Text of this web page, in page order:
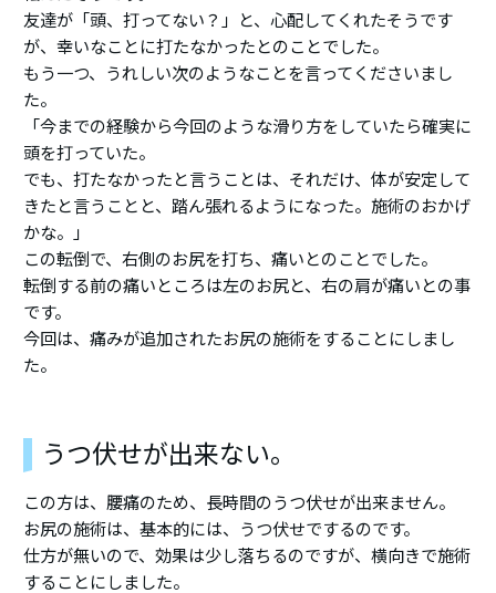
友達が「頭、打ってない？」と、心配してくれたそうです
が、幸いなことに打たなかったとのことでした。
もう一つ、うれしい次のようなことを言ってくださいまし
た。
「今までの経験から今回のような滑り方をしていたら確実に
頭を打っていた。
でも、打たなかったと言うことは、それだけ、体が安定して
きたと言うことと、踏ん張れるようになった。施術のおかげ
かな。」
この転倒で、右側のお尻を打ち、痛いとのことでした。
転倒する前の痛いところは左のお尻と、右の肩が痛いとの事
です。
今回は、痛みが追加されたお尻の施術をすることにしまし
た。
うつ伏せが出来ない。
この方は、腰痛のため、長時間のうつ伏せが出来ません。
お尻の施術は、基本的には、うつ伏せでするのです。
仕方が無いので、効果は少し落ちるのですが、横向きで施術
することにしました。